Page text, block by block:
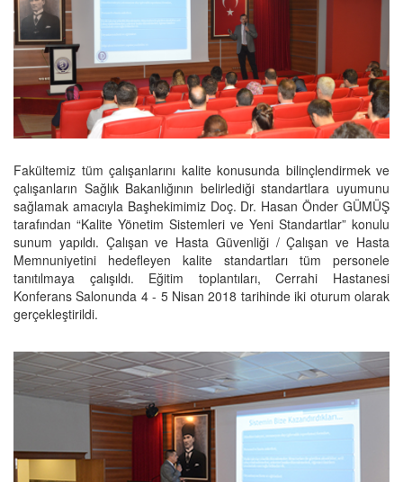
Fakültemiz tüm çalışanlarını kalite konusunda bilinçlendirmek ve
çalışanların Sağlık Bakanlığının belirlediği standartlara uyumunu
sağlamak amacıyla Başhekimimiz Doç. Dr. Hasan Önder GÜMÜŞ
tarafından “Kalite Yönetim Sistemleri ve Yeni Standartlar” konulu
sunum yapıldı. Çalışan ve Hasta Güvenliği / Çalışan ve Hasta
Memnuniyetini hedefleyen kalite standartları tüm personele
tanıtılmaya çalışıldı. Eğitim toplantıları, Cerrahi Hastanesi
Konferans Salonunda 4 - 5 Nisan 2018 tarihinde iki oturum olarak
gerçekleştirildi.